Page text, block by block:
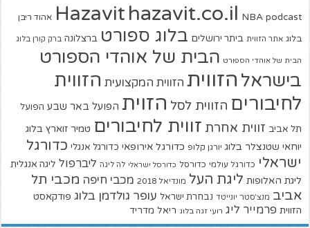
Hazavit hazavit.co.il NBA podcast אהוד ריבן
בלוג אתר הזווית ביתר ירושלים בלוג ספורט ברצלונה ברק קורן בלוג
הבית של אוהדי הספורט הבית של אוהדי הספורט
בישראל הזווית הזווית המקצועית הזווית
לחיבורים הזווית לסל הזוית הפועל באר שבע הפועל
תל אביב זווית אחרת זווית לחיבורים טמיר זוארץ בלוג
יוחאי שטנצלר בלוג יורגן קלופ כדורגל אירופאי כדורגל אנגלי כדורגל
ישראלי כדורגל עולמי כדורסל כדורסל ישראלי לה ליגה ליברפול ליגה אנגלית
ליגת האלופות ליגת העל מונדיאל 2018 מכבי חיפה מכבי תל
אביב מנצ'סטר יונייטד נבחרת ישראל עופר גולדמן בלוג פודקאסט
הזווית פרמייר ליג רועי זגה בלוג ריאל מדריד